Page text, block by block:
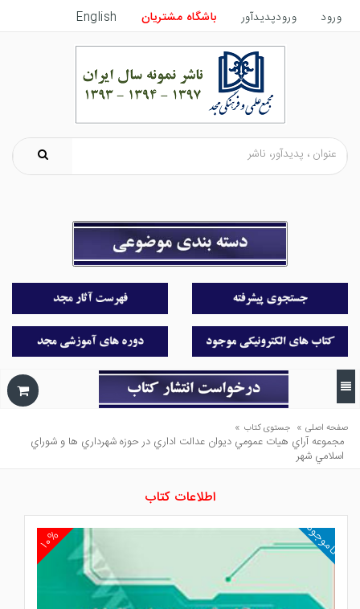
ورود ورودپدیدآور باشگاه مشتریان English
صفحه اصلی » جستوی کتاب »
مجموعه آراي هيات عمومي ديوان عدالت اداري در حوزه شهرداري ها و شوراي
اسلامي شهر
اطلاعات کتاب
۱۰% ناموجود